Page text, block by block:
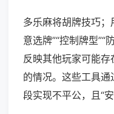
多乐麻将胡牌技巧
意选牌”“控制牌型”“
反映其他玩家可能存
的情况。这些工具
段实现不平公，且“安